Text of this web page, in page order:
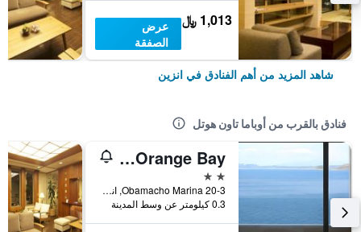
1,013 ﷼
عرض
الصفقة
شاهد المزيد من أهم الفنادق في انزين
فنادق بالقرب من أوباما تاون هوتل
Obama Onsen Private Spa Hotels Orange Bay
2 نجمتين
20-3 Obamacho Marina, انزين, اليابان
0.3 كيلومتر عن وسط المدينة